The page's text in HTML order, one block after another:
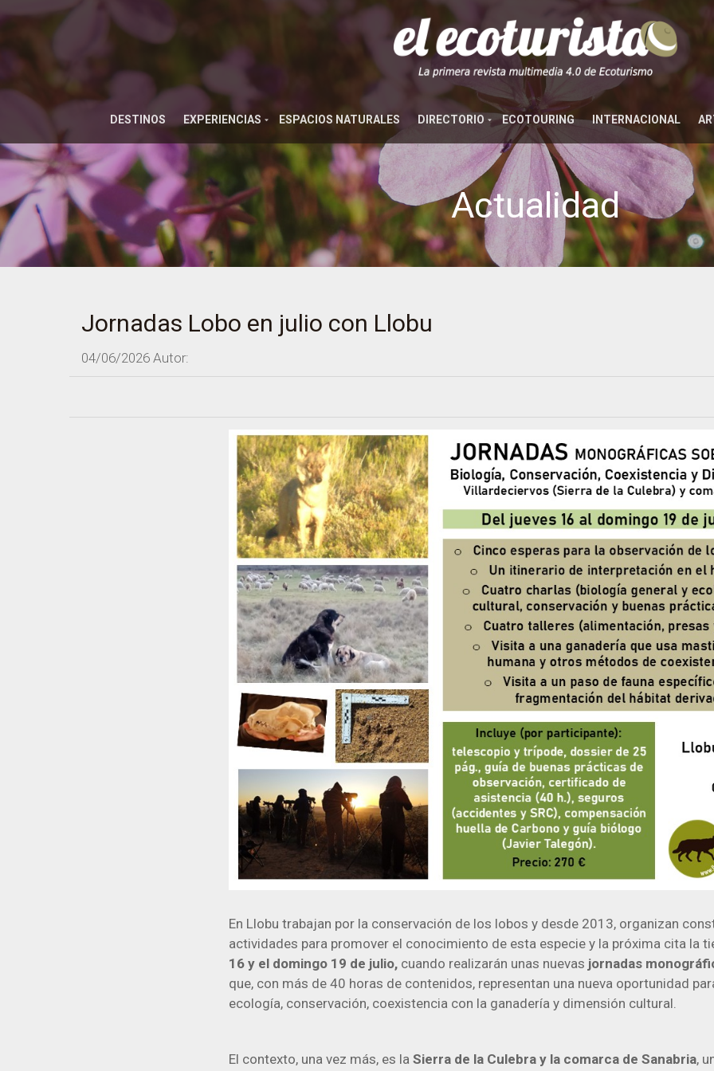
DESTINOS EXPERIENCIAS ESPACIOS NATURALES DIRECTORIO ECOTOURING INTERNACIONAL
Actualidad
Jornadas Lobo en julio con Llobu
04/06/2026 Autor:
En Llobu trabajan por la conservación de los lobos y desde 2013, organizan
actividades para promover el conocimiento de esta especie y la próxima cita la
16 y el domingo 19 de julio, cuando realizarán unas nuevas jornadas
que, con más de 40 horas de contenidos, representan una nueva oportunidad
ecología, conservación, coexistencia con la ganadería y dimensión cultural.
El contexto, una vez más, es la Sierra de la Culebra y la comarca de Sanabria,